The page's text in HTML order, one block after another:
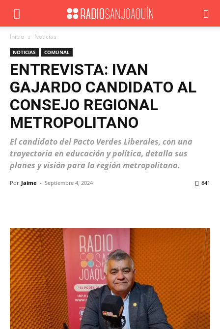
Inicio Noticias
NOTICIAS COMUNAL
ENTREVISTA: IVAN
GAJARDO CANDIDATO AL
CONSEJO REGIONAL
METROPOLITANO
El candidato del Pacto Verdes Liberales, con una
trayectoria en educación y política, detalla sus
planes y visión para la región metropolitana.
Por Jaime - Septiembre 4, 2024 841